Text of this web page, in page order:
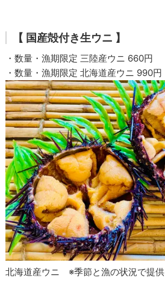
【 国産殻付き生ウニ 】
・数量・漁期限定 三陸産ウニ 660円
・数量・漁期限定 北海道産ウニ 990円
北海道産ウニ ※季節と漁の状況で提供